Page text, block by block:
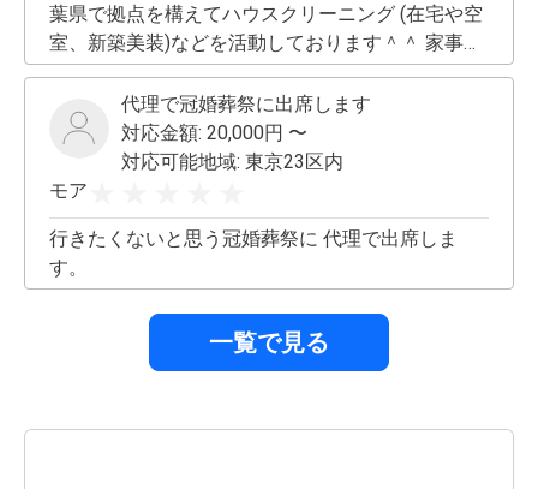
葉県で拠点を構えてハウスクリーニング (在宅や空
室、新築美装)などを活動しております＾＾ 家事代
行などもお任せ下さい！ 代行とは一味違う、クオ
リティやアフターフォロー、隅々まで清潔に致し
ます。 よろしくお願い致します＾＾
代理で冠婚葬祭に出席します
対応金額: 20,000円 〜
対応可能地域: 東京23区内
モア
行きたくないと思う冠婚葬祭に 代理で出席しま
す。
一覧で見る